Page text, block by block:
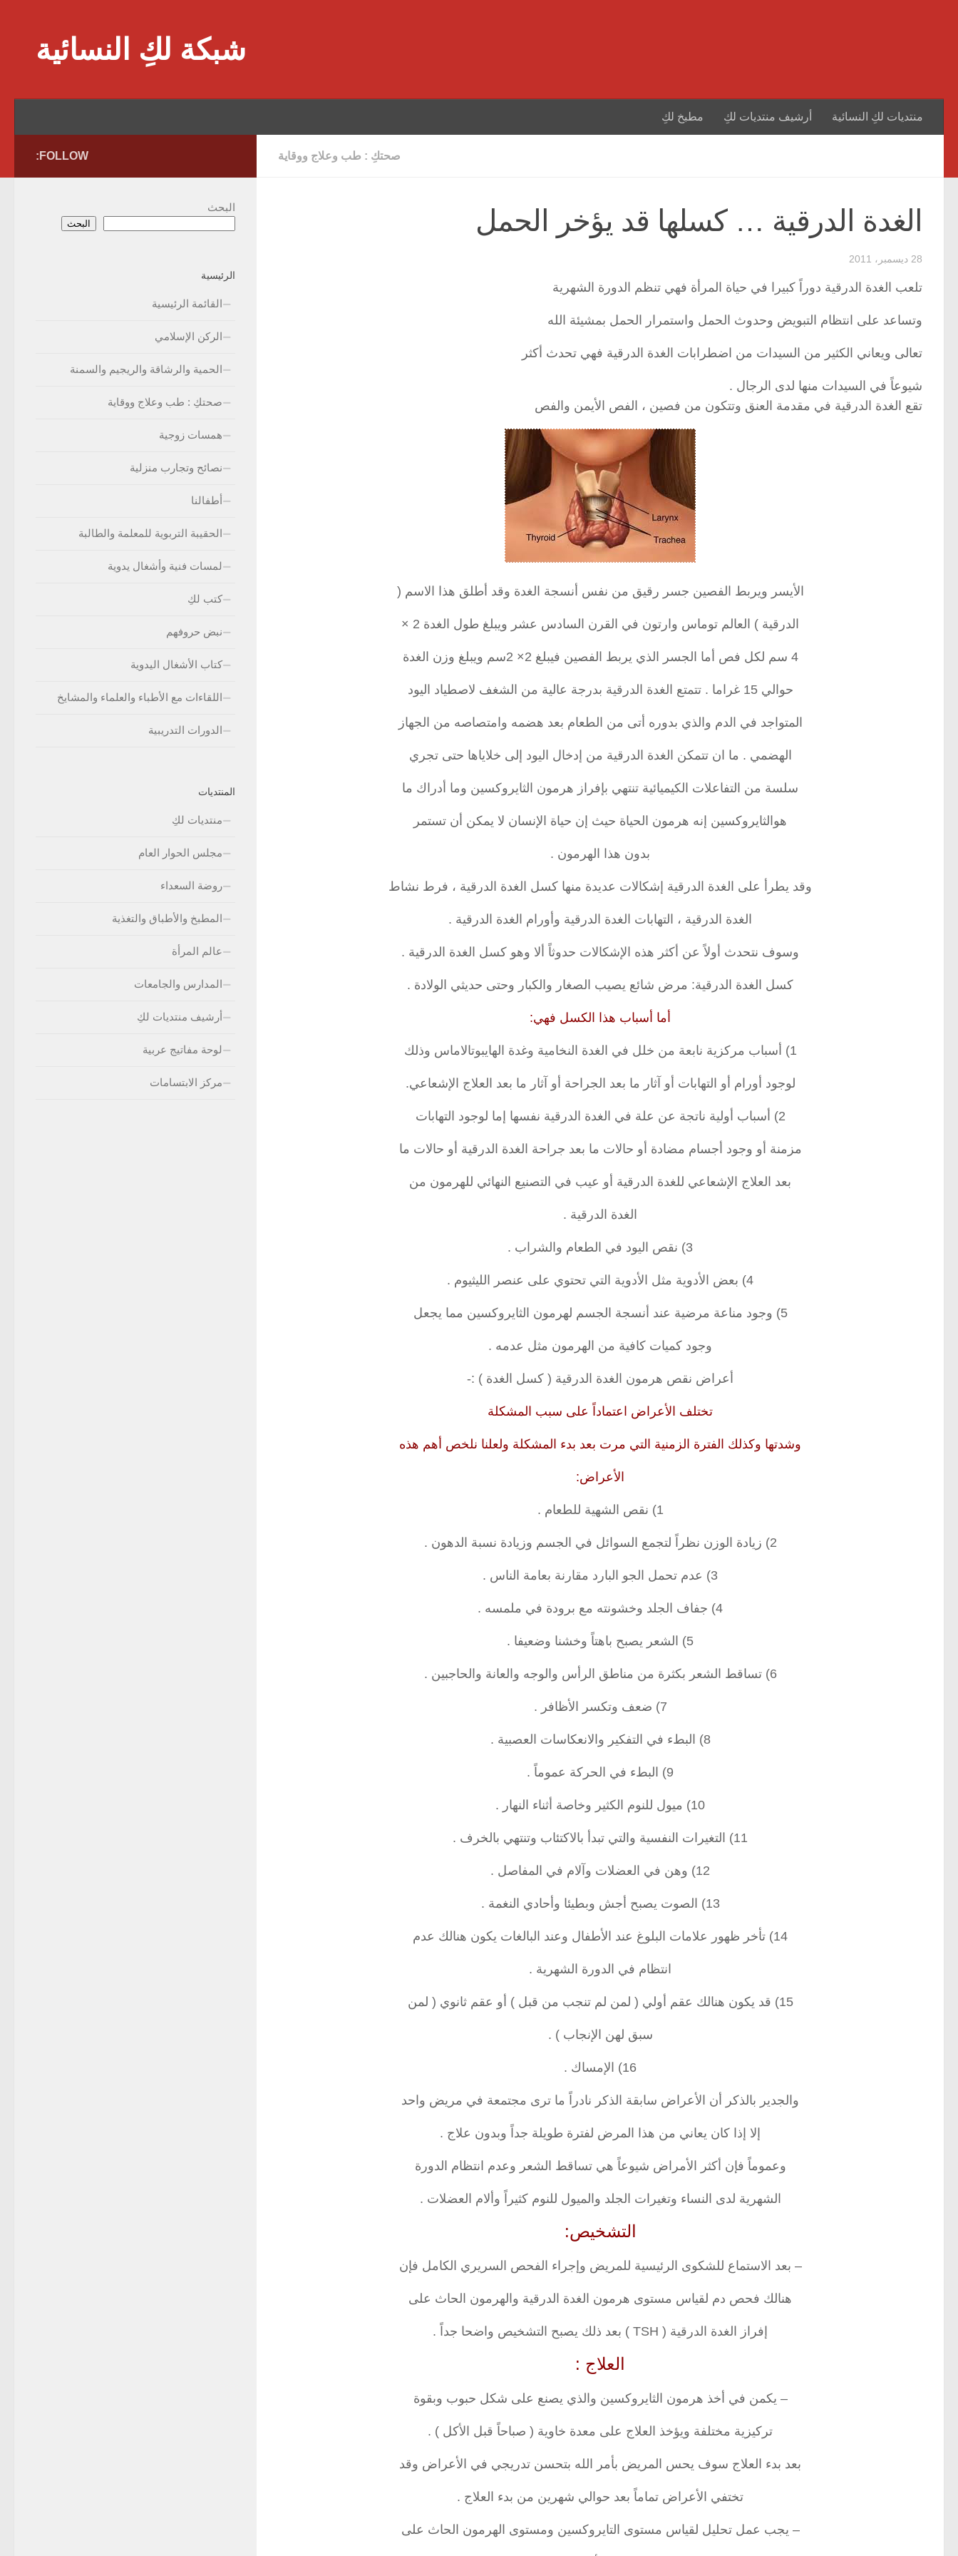
شبكة لكِ النسائية
منتديات لكِ النسائية أرشيف منتديات لكِ مطبخ لكِ
صحتكِ : طب وعلاج ووقاية
الغدة الدرقية … كسلها قد يؤخر الحمل
28 ديسمبر، 2011
تلعب الغدة الدرقية دوراً كبيرا في حياة المرأة فهي تنظم الدورة الشهرية
وتساعد على انتظام التبويض وحدوث الحمل واستمرار الحمل بمشيئة الله
تعالى ويعاني الكثير من السيدات من اضطرابات الغدة الدرقية فهي تحدث أكثر
شيوعاً في السيدات منها لدى الرجال .
تقع الغدة الدرقية في مقدمة العنق وتتكون من فصين ، الفص الأيمن والفص
الأيسر ويربط الفصين جسر رقيق من نفس أنسجة الغدة وقد أطلق هذا الاسم (
الدرقية ) العالم توماس وارتون في القرن السادس عشر ويبلغ طول الغدة 2 ×
4 سم لكل فص أما الجسر الذي يربط الفصين فيبلغ 2× 2سم ويبلغ وزن الغدة
حوالي 15 غراما . تتمتع الغدة الدرقية بدرجة عالية من الشغف لاصطياد اليود
المتواجد في الدم والذي بدوره أتى من الطعام بعد هضمه وامتصاصه من الجهاز
الهضمي . ما ان تتمكن الغدة الدرقية من إدخال اليود إلى خلاياها حتى تجري
سلسة من التفاعلات الكيميائية تنتهي بإفراز هرمون الثايروكسين وما أدراك ما
هوالثايروكسين إنه هرمون الحياة حيث إن حياة الإنسان لا يمكن أن تستمر
بدون هذا الهرمون .
وقد يطرأ على الغدة الدرقية إشكالات عديدة منها كسل الغدة الدرقية ، فرط نشاط
الغدة الدرقية ، التهابات الغدة الدرقية وأورام الغدة الدرقية .
وسوف نتحدث أولاً عن أكثر هذه الإشكالات حدوثاً ألا وهو كسل الغدة الدرقية .
كسل الغدة الدرقية: مرض شائع يصيب الصغار والكبار وحتى حديثي الولادة .
أما أسباب هذا الكسل فهي:
1) أسباب مركزية نابعة من خلل في الغدة النخامية وغدة الهايبوتالاماس وذلك
لوجود أورام أو التهابات أو آثار ما بعد الجراحة أو آثار ما بعد العلاج الإشعاعي.
2) أسباب أولية ناتجة عن علة في الغدة الدرقية نفسها إما لوجود التهابات
مزمنة أو وجود أجسام مضادة أو حالات ما بعد جراحة الغدة الدرقية أو حالات ما
بعد العلاج الإشعاعي للغدة الدرقية أو عيب في التصنيع النهائي للهرمون من
الغدة الدرقية .
3) نقص اليود في الطعام والشراب .
4) بعض الأدوية مثل الأدوية التي تحتوي على عنصر الليثيوم .
5) وجود مناعة مرضية عند أنسجة الجسم لهرمون الثايروكسين مما يجعل
وجود كميات كافية من الهرمون مثل عدمه .
أعراض نقص هرمون الغدة الدرقية ( كسل الغدة ) :-
تختلف الأعراض اعتماداً على سبب المشكلة
وشدتها وكذلك الفترة الزمنية التي مرت بعد بدء المشكلة ولعلنا نلخص أهم هذه
الأعراض:
1) نقص الشهية للطعام .
2) زيادة الوزن نظراً لتجمع السوائل في الجسم وزيادة نسبة الدهون .
3) عدم تحمل الجو البارد مقارنة بعامة الناس .
4) جفاف الجلد وخشونته مع برودة في ملمسه .
5) الشعر يصبح باهتاً وخشنا وضعيفا .
6) تساقط الشعر بكثرة من مناطق الرأس والوجه والعانة والحاجبين .
7) ضعف وتكسر الأظافر .
8) البطء في التفكير والانعكاسات العصبية .
9) البطء في الحركة عموماً .
10) ميول للنوم الكثير وخاصة أثناء النهار .
11) التغيرات النفسية والتي تبدأ بالاكتئاب وتنتهي بالخرف .
12) وهن في العضلات وآلام في المفاصل .
13) الصوت يصبح أجش وبطيئا وأحادي النغمة .
14) تأخر ظهور علامات البلوغ عند الأطفال وعند البالغات يكون هنالك عدم
انتظام في الدورة الشهرية .
15) قد يكون هنالك عقم أولي ( لمن لم تنجب من قبل ) أو عقم ثانوي ( لمن
سبق لهن الإنجاب ) .
16) الإمساك .
والجدير بالذكر أن الأعراض سابقة الذكر نادراً ما ترى مجتمعة في مريض واحد
إلا إذا كان يعاني من هذا المرض لفترة طويلة جداً وبدون علاج .
وعموماً فإن أكثر الأمراض شيوعاً هي تساقط الشعر وعدم انتظام الدورة
الشهرية لدى النساء وتغيرات الجلد والميول للنوم كثيراً وألام العضلات .
التشخيص:
– بعد الاستماع للشكوى الرئيسية للمريض وإجراء الفحص السريري الكامل فإن
هنالك فحص دم لقياس مستوى هرمون الغدة الدرقية والهرمون الحاث على
إفراز الغدة الدرقية ( TSH ) بعد ذلك يصبح التشخيص واضحا جداً .
العلاج :
– يكمن في أخذ هرمون الثايروكسين والذي يصنع على شكل حبوب وبقوة
تركيزية مختلفة ويؤخذ العلاج على معدة خاوية ( صباحاً قبل الأكل ) .
بعد بدء العلاج سوف يحس المريض بأمر الله بتحسن تدريجي في الأعراض وقد
تختفي الأعراض تماماً بعد حوالي شهرين من بدء العلاج .
– يجب عمل تحليل لقياس مستوى التايروكسين ومستوى الهرمون الحاث على
FOLLOW:
البحث
البحث
الرئيسية
القائمة الرئيسية
الركن الإسلامي
الحمية والرشاقة والريجيم والسمنة
صحتكِ : طب وعلاج ووقاية
همسات زوجية
نصائح وتجارب منزلية
أطفالنا
الحقيبة التربوية للمعلمة والطالبة
لمسات فنية وأشغال يدوية
كتب لكِ
نبض حروفهم
كتاب الأشغال اليدوية
اللقاءات مع الأطباء والعلماء والمشايخ
الدورات التدريبية
المنتديات
منتديات لكِ
مجلس الحوار العام
روضة السعداء
المطبخ والأطباق والتغذية
عالم المرأة
المدارس والجامعات
أرشيف منتديات لكِ
لوحة مفاتيج عربية
مركز الابتسامات